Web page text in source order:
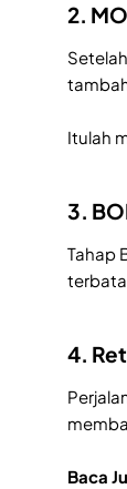
2.
Itulah
3.
Tahap
4.
Baca